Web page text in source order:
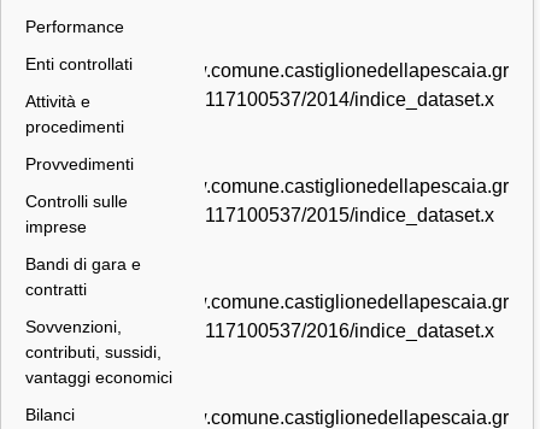
Performance
Enti controllati
Attività e
procedimenti
Provvedimenti
Controlli sulle
imprese
Bandi di gara e
contratti
Sovvenzioni,
contributi, sussidi,
vantaggi economici
Bilanci
www.comune.castiglionedellapescaia.gr
.it/00117100537/2014/indice_dataset.x
www.comune.castiglionedellapescaia.gr
.it/00117100537/2015/indice_dataset.x
www.comune.castiglionedellapescaia.gr
.it/00117100537/2016/indice_dataset.x
www.comune.castiglionedellapescaia.gr